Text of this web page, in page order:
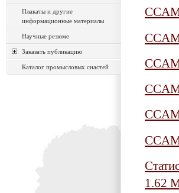
Плакаты и другие
информационные материалы
Научные резюме
Заказать публикацию
Каталог промысловых снастей
1.62